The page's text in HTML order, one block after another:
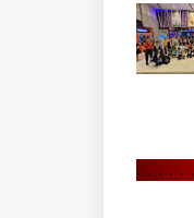
. . . . . .